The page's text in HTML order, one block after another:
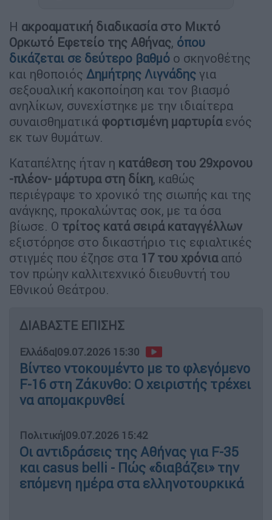
Η ακροαματική διαδικασία στο Μικτό
Ορκωτό Εφετείο της Αθήνας, όπου
δικάζεται σε δεύτερο βαθμό ο σκηνοθέτης
και ηθοποιός Δημήτρης Λιγνάδης για
σεξουαλική κακοποίηση και τον βιασμό
ανηλίκων, συνεχίστηκε με την ιδιαίτερα
συναισθηματικά φορτισμένη μαρτυρίαενός
εκ των θυμάτων.
Καταπέλτης ήταν η κατάθεση του 29χρονου
-πλέον- μάρτυρα στη δίκη, καθώς
περιέγραψε το χρονικό της σιωπής και της
ανάγκης, προκαλώντας σοκ, με τα όσα
βίωσε. Ο τρίτος κατά σειρά καταγγέλλων
εξιστόρησε στο δικαστήριο τις εφιαλτικές
στιγμές που έζησε στα 17 του χρόνιααπό
τον πρώην καλλιτεχνικό διευθυντή του
Εθνικού Θεάτρου.
ΔΙΑΒΑΣΤΕ ΕΠΙΣΗΣ
Ελλάδα|09.07.2026 15:30
Βίντεο ντοκουμέντο με το φλεγόμενο
F-16 στη Ζάκυνθο: Ο χειριστής τρέχει
να απομακρυνθεί
Πολιτική|09.07.2026 15:42
Οι αντιδράσεις της Αθήνας για F-35
και casus belli - Πώς «διαβάζει» την
επόμενη ημέρα στα ελληνοτουρκικά